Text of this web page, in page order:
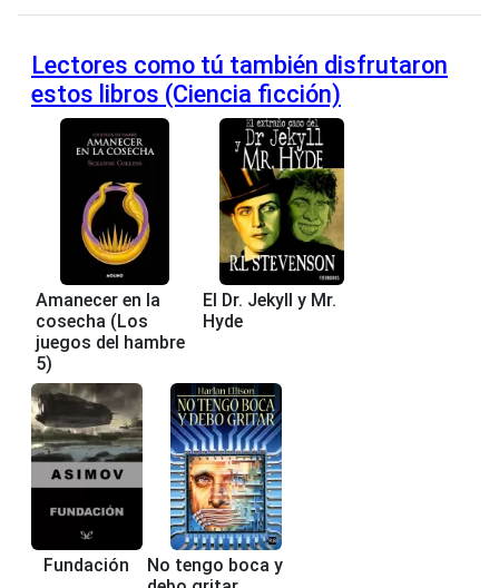
Lectores como tú también disfrutaron
estos libros (Ciencia ficción)
Amanecer en la
cosecha (Los
juegos del hambre
5)
El Dr. Jekyll y Mr.
Hyde
Fundación
No tengo boca y